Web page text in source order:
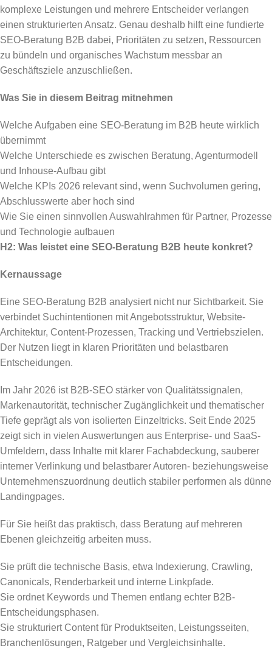
komplexe Leistungen und mehrere Entscheider verlangen
einen strukturierten Ansatz. Genau deshalb hilft eine fundierte
SEO-Beratung B2B dabei, Prioritäten zu setzen, Ressourcen
zu bündeln und organisches Wachstum messbar an
Geschäftsziele anzuschließen.
Was Sie in diesem Beitrag mitnehmen
Welche Aufgaben eine SEO-Beratung im B2B heute wirklich
übernimmt
Welche Unterschiede es zwischen Beratung, Agenturmodell
und Inhouse-Aufbau gibt
Welche KPIs 2026 relevant sind, wenn Suchvolumen gering,
Abschlusswerte aber hoch sind
Wie Sie einen sinnvollen Auswahlrahmen für Partner, Prozesse
und Technologie aufbauen
H2: Was leistet eine SEO-Beratung B2B heute konkret?
Kernaussage
Eine SEO-Beratung B2B analysiert nicht nur Sichtbarkeit. Sie
verbindet Suchintentionen mit Angebotsstruktur, Website-
Architektur, Content-Prozessen, Tracking und Vertriebszielen.
Der Nutzen liegt in klaren Prioritäten und belastbaren
Entscheidungen.
Im Jahr 2026 ist B2B-SEO stärker von Qualitätssignalen,
Markenautorität, technischer Zugänglichkeit und thematischer
Tiefe geprägt als von isolierten Einzeltricks. Seit Ende 2025
zeigt sich in vielen Auswertungen aus Enterprise- und SaaS-
Umfeldern, dass Inhalte mit klarer Fachabdeckung, sauberer
interner Verlinkung und belastbarer Autoren- beziehungsweise
Unternehmenszuordnung deutlich stabiler performen als dünne
Landingpages.
Für Sie heißt das praktisch, dass Beratung auf mehreren
Ebenen gleichzeitig arbeiten muss.
Sie prüft die technische Basis, etwa Indexierung, Crawling,
Canonicals, Renderbarkeit und interne Linkpfade.
Sie ordnet Keywords und Themen entlang echter B2B-
Entscheidungsphasen.
Sie strukturiert Content für Produktseiten, Leistungsseiten,
Branchenlösungen, Ratgeber und Vergleichsinhalte.